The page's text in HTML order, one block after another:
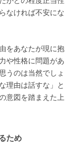
なければ不安にな
をあなたが現に抱
や性格に問題があ
うのは当然でしょ
理由は話すな」と
意図を踏まえた上
ため